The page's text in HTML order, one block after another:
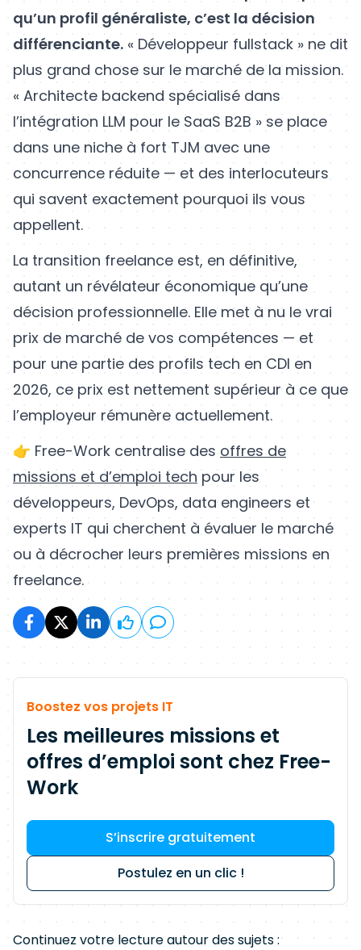
qu’un profil généraliste, c’est la décision
différenciante. « Développeur fullstack » ne dit
plus grand chose sur le marché de la mission.
« Architecte backend spécialisé dans
l’intégration LLM pour le SaaS B2B » se place
dans une niche à fort TJM avec une
concurrence réduite — et des interlocuteurs
qui savent exactement pourquoi ils vous
appellent.
La transition freelance est, en définitive,
autant un révélateur économique qu’une
décision professionnelle. Elle met à nu le vrai
prix de marché de vos compétences — et
pour une partie des profils tech en CDI en
2026, ce prix est nettement supérieur à ce que
l’employeur rémunère actuellement.
👉 Free-Work centralise des offres de
missions et d’emploi tech pour les
développeurs, DevOps, data engineers et
experts IT qui cherchent à évaluer le marché
ou à décrocher leurs premières missions en
freelance.
Boostez vos projets IT
Les meilleures missions et
offres d’emploi sont chez Free-
Work
S’inscrire gratuitement
Postulez en un clic !
Continuez votre lecture autour des sujets :